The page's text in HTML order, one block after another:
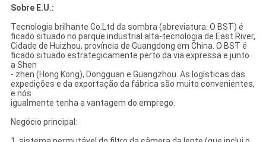
Sobre E.U.:
Tecnologia brilhante Co.Ltd da sombra (abreviatura: O BST) é
ficado situado no parque industrial alta-tecnologia de East River,
Cidade de Huizhou, província de Guangdong em China. O BST é
ficado situado estrategicamente perto da via expressa e junto
a Shen
- zhen (Hong Kong), Dongguan e Guangzhou. As logísticas das
expedições e da exportação da fábrica são muito convenientes,
e nós
igualmente tenha a vantagem do emprego.
Negócio principal: